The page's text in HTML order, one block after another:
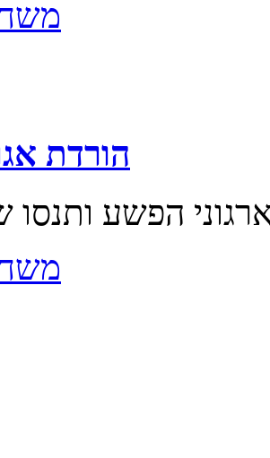
הורדת